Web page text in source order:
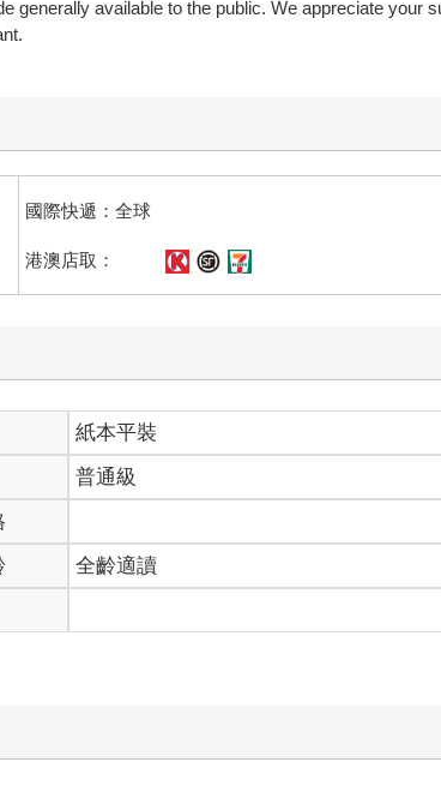
generally available to the public. We appreciate your
國際快遞：全球
港澳店取：
紙本平裝
普通級
全齡適讀